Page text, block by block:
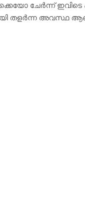
ചേർന്ന് ഇവിടെ
തളർന്ന അവസ്ഥ